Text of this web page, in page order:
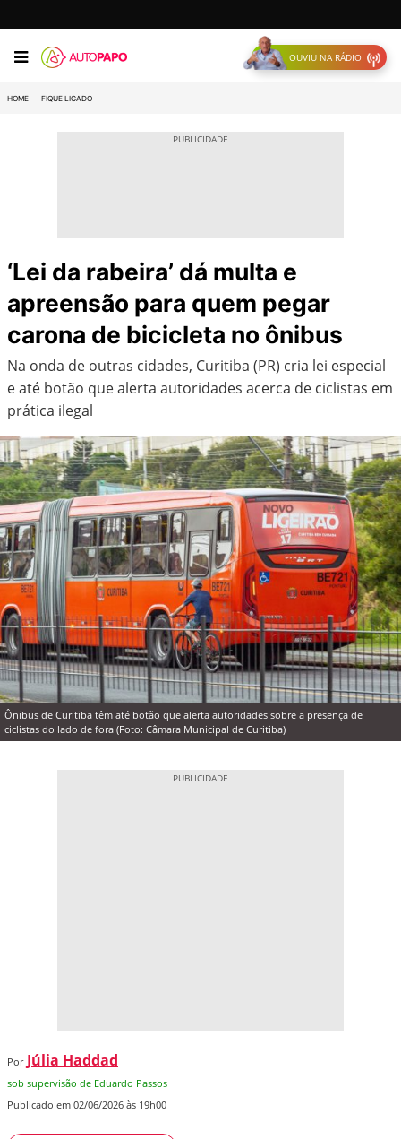
OUVIU NA RÁDIO
HOME FIQUE LIGADO
‘Lei da rabeira’ dá multa e
apreensão para quem pegar
carona de bicicleta no ônibus
Na onda de outras cidades, Curitiba (PR) cria lei especial
e até botão que alerta autoridades acerca de ciclistas em
prática ilegal
Ônibus de Curitiba têm até botão que alerta autoridades sobre a presença de
ciclistas do lado de fora (Foto: Câmara Municipal de Curitiba)
Por Júlia Haddad
sob supervisão de Eduardo Passos
Publicado em 02/06/2026 às 19h00